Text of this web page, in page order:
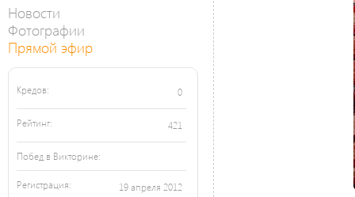
Новости
Фотографии
Прямой эфир
Кредов: 0
Рейтинг: 421
Побед в Викторине:
Регистрация: 19 апреля 2012